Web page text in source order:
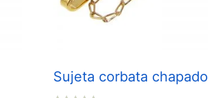
Sujeta corbata chapado